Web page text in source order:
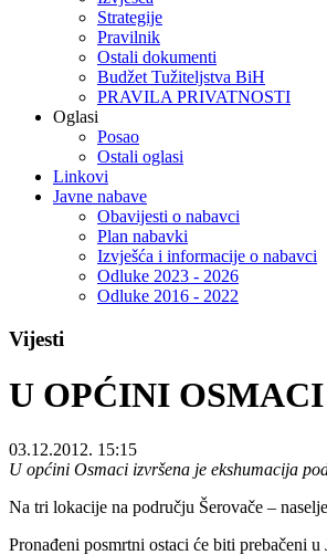
Strategije
Pravilnik
Ostali dokumenti
Budžet Tužiteljstva BiH
PRAVILA PRIVATNOSTI
Oglasi
Posao
Ostali oglasi
Linkovi
Javne nabave
Obavijesti o nabavci
Plan nabavki
Izvješća i informacije o nabavci
Odluke 2023 - 2026
Odluke 2016 - 2022
Vijesti
U OPĆINI
03.12.2012. 15:15
U općini Osmaci izvršena je ekshumacija
Na tri lokacije na području Šerovače –
Pronađeni posmrtni ostaci će biti prebačeni